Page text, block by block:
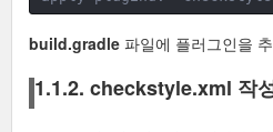
build.gradle 파일에 플러그인을
1.1.2. checkstyle.xml 작